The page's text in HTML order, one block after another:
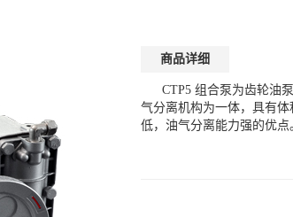
商品详细
CTP5 组合泵为齿轮油
气分离机构为一体，具有
低，油气分离能力强的优点